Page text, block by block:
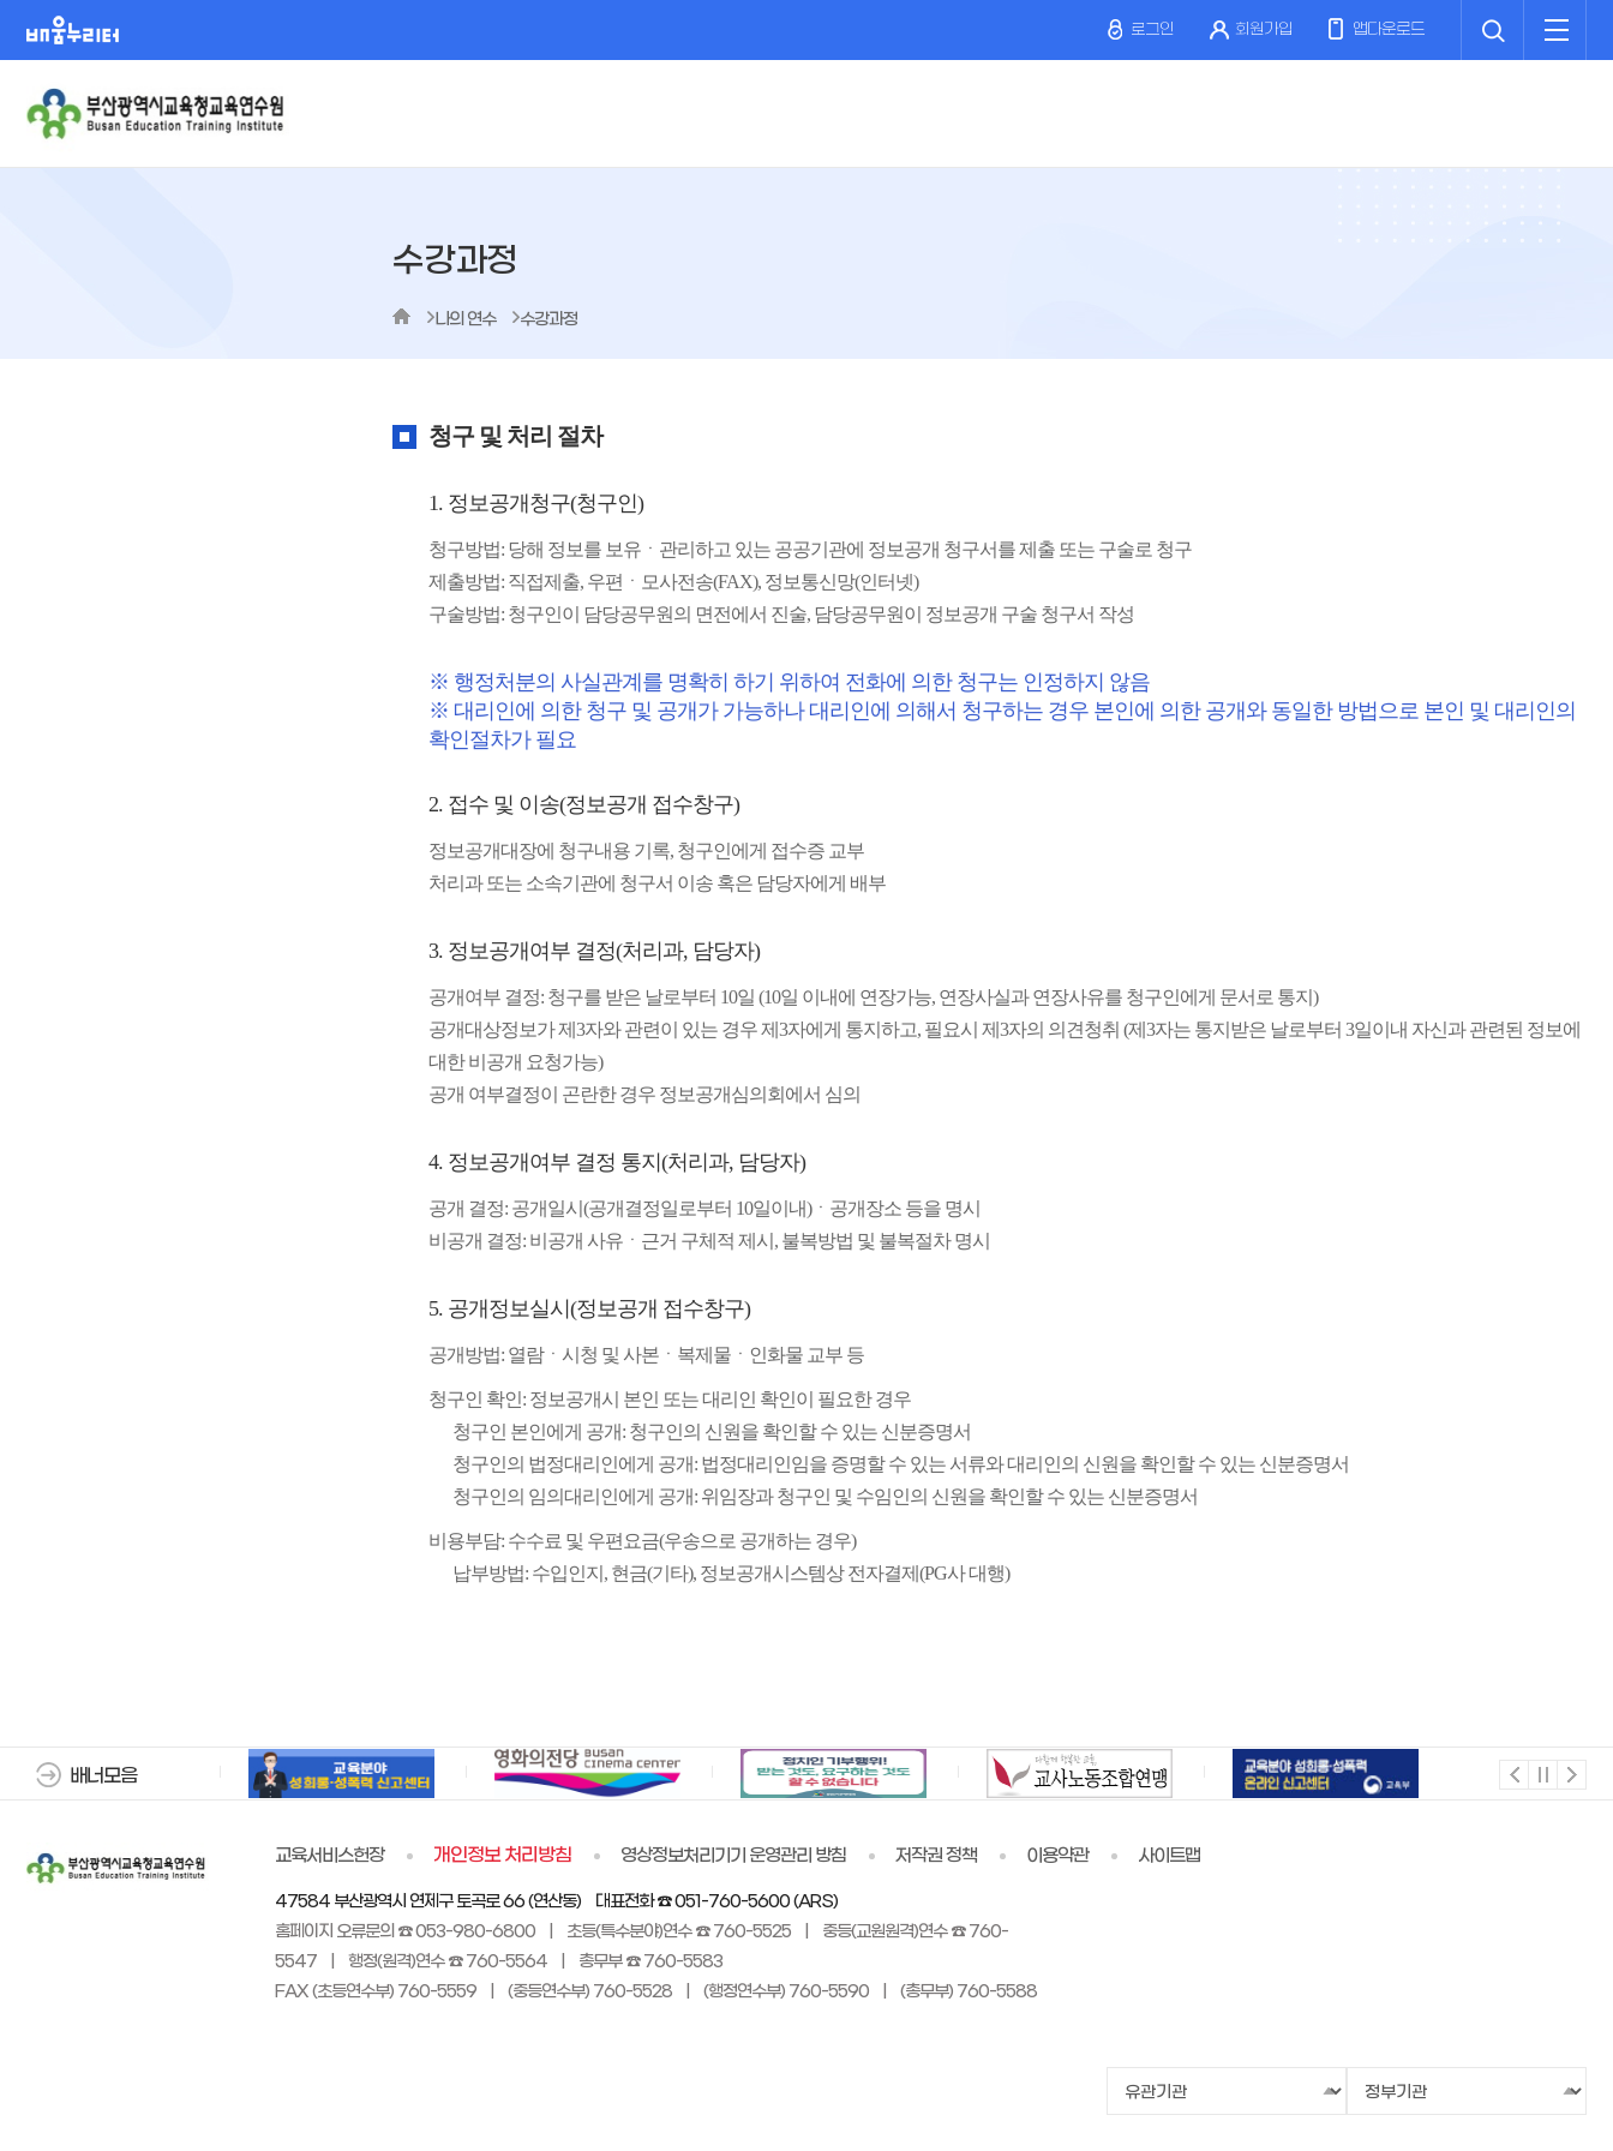
로그인 회원가입 앱다운로드
뉴
수강과정
나의 연수 수강과정
청구 및 처리 절차
1. 정보공개청구(청구인)
청구방법: 당해 정보를 보유ㆍ관리하고 있는 공공기관에 정보공개 청구서를 제출 또는 구술로 청구
제출방법: 직접제출, 우편ㆍ모사전송(FAX), 정보통신망(인터넷)
구술방법: 청구인이 담당공무원의 면전에서 진술, 담당공무원이 정보공개 구술 청구서 작성
※ 행정처분의 사실관계를 명확히 하기 위하여 전화에 의한 청구는 인정하지 않음
※ 대리인에 의한 청구 및 공개가 가능하나 대리인에 의해서 청구하는 경우 본인에 의한 공개와 동일한 방법으로 본인 및 대리인의
확인절차가 필요
2. 접수 및 이송(정보공개 접수창구)
정보공개대장에 청구내용 기록, 청구인에게 접수증 교부
처리과 또는 소속기관에 청구서 이송 혹은 담당자에게 배부
3. 정보공개여부 결정(처리과, 담당자)
공개여부 결정: 청구를 받은 날로부터 10일 (10일 이내에 연장가능, 연장사실과 연장사유를 청구인에게 문서로 통지)
공개대상정보가 제3자와 관련이 있는 경우 제3자에게 통지하고, 필요시 제3자의 의견청취 (제3자는 통지받은 날로부터 3일이내 자신과 관련된 정보에
대한 비공개 요청가능)
공개 여부결정이 곤란한 경우 정보공개심의회에서 심의
4. 정보공개여부 결정 통지(처리과, 담당자)
공개 결정: 공개일시(공개결정일로부터 10일이내)ㆍ공개장소 등을 명시
비공개 결정: 비공개 사유ㆍ근거 구체적 제시, 불복방법 및 불복절차 명시
5. 공개정보실시(정보공개 접수창구)
공개방법: 열람ㆍ시청 및 사본ㆍ복제물ㆍ인화물 교부 등
청구인 확인: 정보공개시 본인 또는 대리인 확인이 필요한 경우
청구인 본인에게 공개: 청구인의 신원을 확인할 수 있는 신분증명서
청구인의 법정대리인에게 공개: 법정대리인임을 증명할 수 있는 서류와 대리인의 신원을 확인할 수 있는 신분증명서
청구인의 임의대리인에게 공개: 위임장과 청구인 및 수임인의 신원을 확인할 수 있는 신분증명서
비용부담: 수수료 및 우편요금(우송으로 공개하는 경우)
납부방법: 수입인지, 현금(기타), 정보공개시스템상 전자결제(PG사 대행)
배너모음
교육서비스헌장 개인정보 처리방침 영상정보처리기기 운영관리 방침 저작권 정책 이용약관 사이트맵
47584 부산광역시 연제구 토곡로 66 (연산동) 대표전화 ☎ 051-760-5600 (ARS)
홈페이지 오류문의 ☎ 053-980-6800 | 초등(특수분야)연수 ☎ 760-5525 | 중등(교원원격)연수 ☎ 760-
5547 | 행정(원격)연수 ☎ 760-5564 | 총무부 ☎ 760-5583
FAX (초등연수부) 760-5559 | (중등연수부) 760-5528 | (행정연수부) 760-5590 | (총무부) 760-5588